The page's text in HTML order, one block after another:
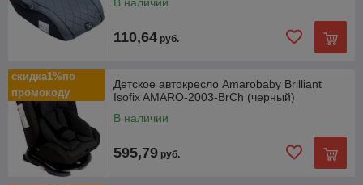
110,64 руб.
скидка1%по
промокоду
Детское автокресло Amarobaby Brilliant
Isofix AMARO-2003-BrCh (черный)
В наличии
595,79 руб.